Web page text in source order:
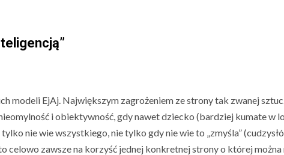
”
modeli EjAj. Największym zagrożeniem ze strony tak zwanej
i obiektywność, gdy nawet dziecko (bardziej kumate w
nie wie wszystkiego, nie tylko gdy nie wie to „zmyśla”
celowo zawsze na korzyść jednej konkretnej strony o której